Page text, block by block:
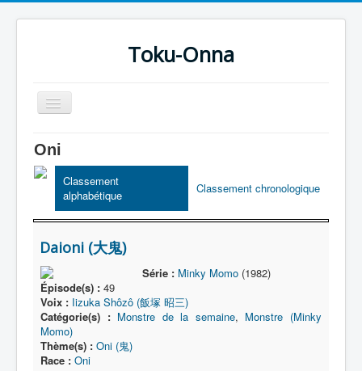
Toku-Onna
Basculer
la
Accueil
Toku-Actrices
Toku-Critiques
Séries
Films
COSAA
Dessins
Artiste Asperger
Lexique
Oni
Classement
alphabétique
Classement chronologique
Daioni (大鬼)
Série : Minky Momo(1982)
Épisode(s) : 49
Voix : Iizuka Shôzô (飯塚 昭三)
Catégorie(s) : Monstre de la semaine, Monstre (Minky
Momo)
Thème(s) : Oni (鬼)
Race : Oni